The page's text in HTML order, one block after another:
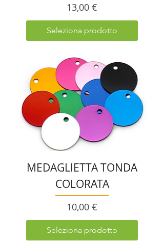
Prezzo
13,00 €
Seleziona prodotto
MEDAGLIETTA TONDA
COLORATA
Prezzo
10,00 €
Seleziona prodotto